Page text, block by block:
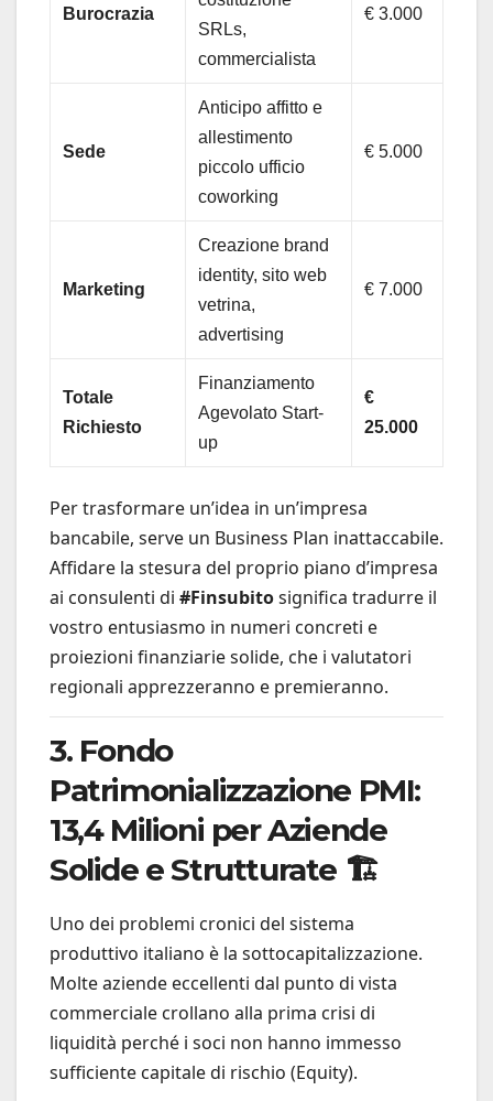
Burocrazia
SRLs,
commercialista
€ 3.000
Sede
Anticipo affitto e
allestimento
piccolo ufficio
coworking
€ 5.000
Marketing
Creazione brand
identity, sito web
vetrina,
advertising
€ 7.000
Totale
Richiesto
Finanziamento
Agevolato Start-
up
€
25.000
Per trasformare un’idea in un’impresa
bancabile, serve un Business Plan inattaccabile.
Affidare la stesura del proprio piano d’impresa
ai consulenti di #Finsubitosignifica tradurre il
vostro entusiasmo in numeri concreti e
proiezioni finanziarie solide, che i valutatori
regionali apprezzeranno e premieranno.
3. Fondo
Patrimonializzazione PMI:
13,4 Milioni per Aziende
Solide e Strutturate 🏗️
Uno dei problemi cronici del sistema
produttivo italiano è la sottocapitalizzazione.
Molte aziende eccellenti dal punto di vista
commerciale crollano alla prima crisi di
liquidità perché i soci non hanno immesso
sufficiente capitale di rischio (Equity).